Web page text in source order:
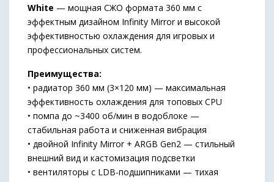
White — мощная СЖО формата 360 мм с
эффектным дизайном Infinity Mirror и высокой
эффективностью охлаждения для игровых и
профессиональных систем.
Преимущества:
• радиатор 360 мм (3×120 мм) — максимальная
эффективность охлаждения для топовых CPU
• помпа до ~3400 об/мин в водоблоке —
стабильная работа и сниженная вибрация
• двойной Infinity Mirror + ARGB Gen2 — стильный
внешний вид и кастомизация подсветки
• вентиляторы с LDB-подшипниками — тихая